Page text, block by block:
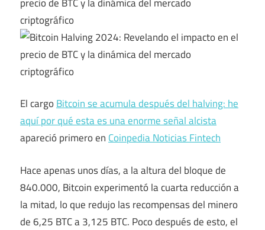
El cargo Bitcoin se acumula después del halving: he
aquí por qué esta es una enorme señal alcista
apareció primero en Coinpedia Noticias Fintech
Hace apenas unos días, a la altura del bloque de
840.000, Bitcoin experimentó la cuarta reducción a
la mitad, lo que redujo las recompensas del minero
de 6,25 BTC a 3,125 BTC. Poco después de esto, el